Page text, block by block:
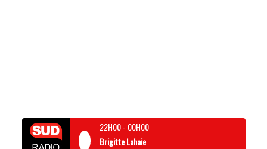
22H00- 00H00
Brigitte Lahaie